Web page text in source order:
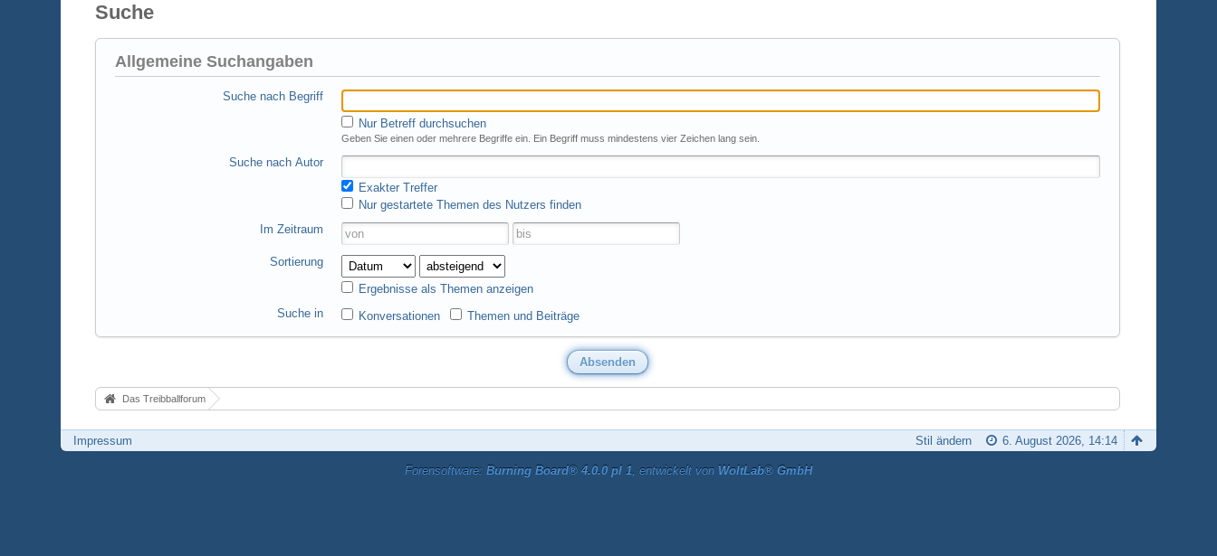
Suche
Allgemeine Suchangaben
Suche nach Begriff
Nur Betreff durchsuchen
Geben Sie einen oder mehrere Begriffe ein. Ein Begriff muss mindestens vier Zeichen lang sein.
Suche nach Autor
Exakter Treffer
Nur gestartete Themen des Nutzers finden
Im Zeitraum
Sortierung
Ergebnisse als Themen anzeigen
Suche in
Konversationen Themen und Beiträge
Das Treibballforum
Impressum 6. August 2026, 14:14
Stil ändern
Forensoftware: Burning Board® 4.0.0 pl 1, entwickelt von WoltLab® GmbH